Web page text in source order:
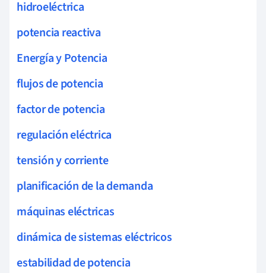
hidroeléctrica
potencia reactiva
Energía y Potencia
flujos de potencia
factor de potencia
regulación eléctrica
tensión y corriente
planificación de la demanda
máquinas eléctricas
dinámica de sistemas eléctricos
estabilidad de potencia